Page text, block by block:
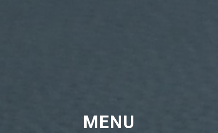
MENU